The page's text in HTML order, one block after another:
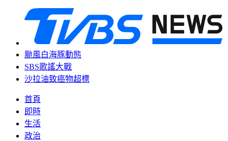
颱風白海豚動態
SBS歌謠大戰
沙拉油致癌物超標
首頁
即時
生活
政治